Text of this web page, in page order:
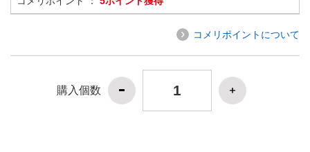
コメリポイントについて
購入個数